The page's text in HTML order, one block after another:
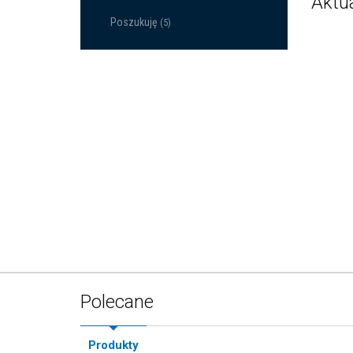
Poszukuję (5)
Polecane
Produkty